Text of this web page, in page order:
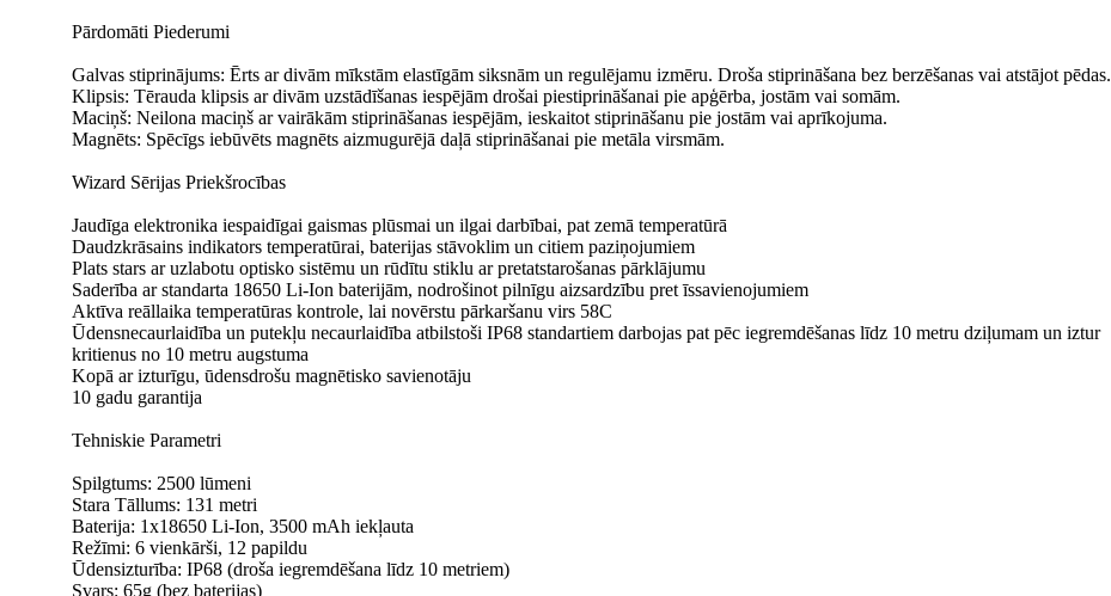
Pārdomāti Piederumi
Galvas stiprinājums: Ērts ar divām mīkstām elastīgām siksnām un regulējamu izmēru. Droša stiprināšana bez berzēšanas vai atstājot pēdas.
Klipsis: Tērauda klipsis ar divām uzstādīšanas iespējām drošai piestiprināšanai pie apģērba, jostām vai somām.
Maciņš: Neilona maciņš ar vairākām stiprināšanas iespējām, ieskaitot stiprināšanu pie jostām vai aprīkojuma.
Magnēts: Spēcīgs iebūvēts magnēts aizmugurējā daļā stiprināšanai pie metāla virsmām.
Wizard Sērijas Priekšrocības
Jaudīga elektronika iespaidīgai gaismas plūsmai un ilgai darbībai, pat zemā temperatūrā
Daudzkrāsains indikators temperatūrai, baterijas stāvoklim un citiem paziņojumiem
Plats stars ar uzlabotu optisko sistēmu un rūdītu stiklu ar pretatstarošanas pārklājumu
Saderība ar standarta 18650 Li-Ion baterijām, nodrošinot pilnīgu aizsardzību pret īssavienojumiem
Aktīva reāllaika temperatūras kontrole, lai novērstu pārkaršanu virs 58C
Ūdensnecaurlaidība un putekļu necaurlaidība atbilstoši IP68 standartiem darbojas pat pēc iegremdēšanas līdz 10 metru dziļumam un iztur
kritienus no 10 metru augstuma
Kopā ar izturīgu, ūdensdrošu magnētisko savienotāju
10 gadu garantija
Tehniskie Parametri
Spilgtums: 2500 lūmeni
Stara Tāllums: 131 metri
Baterija: 1x18650 Li-Ion, 3500 mAh iekļauta
Režīmi: 6 vienkārši, 12 papildu
Ūdensizturība: IP68 (droša iegremdēšana līdz 10 metriem)
Svars: 65g (bez baterijas)